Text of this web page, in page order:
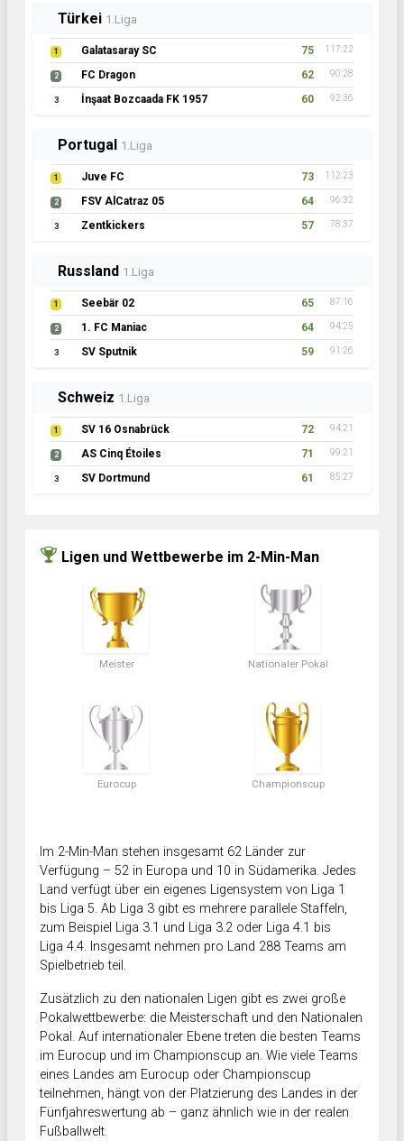
Türkei 1.Liga
1 Galatasaray SC 75 117:22
2 FC Dragon 62 90:28
3 İnşaat Bozcaada FK 1957 60 92:36
Portugal 1.Liga
1 Juve FC 73 112:23
2 FSV AlCatraz 05 64 96:32
3 Zentkickers 57 78:37
Russland 1.Liga
1 Seebär 02 65 87:16
2 1. FC Maniac 64 94:25
3 SV Sputnik 59 91:26
Schweiz 1.Liga
1 SV 16 Osnabrück 72 94:21
2 AS Cinq Étoiles 71 99:21
3 SV Dortmund 61 85:27
Ligen und Wettbewerbe im 2-Min-Man
Meister Nationaler Pokal
Eurocup Championscup
Im 2-Min-Man stehen insgesamt 62 Länder zur
Verfügung – 52 in Europa und 10 in Südamerika. Jedes
Land verfügt über ein eigenes Ligensystem von Liga 1
bis Liga 5. Ab Liga 3 gibt es mehrere parallele Staffeln,
zum Beispiel Liga 3.1 und Liga 3.2 oder Liga 4.1 bis
Liga 4.4. Insgesamt nehmen pro Land 288 Teams am
Spielbetrieb teil.
Zusätzlich zu den nationalen Ligen gibt es zwei große
Pokalwettbewerbe: die Meisterschaft und den Nationalen
Pokal. Auf internationaler Ebene treten die besten Teams
im Eurocup und im Championscup an. Wie viele Teams
eines Landes am Eurocup oder Championscup
teilnehmen, hängt von der Platzierung des Landes in der
Fünfjahreswertung ab – ganz ähnlich wie in der realen
Fußballwelt.